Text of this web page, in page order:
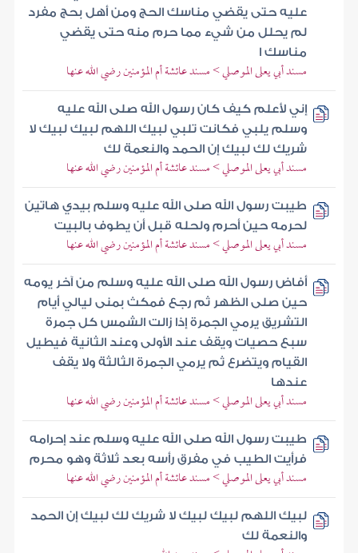
عليه حتى يقضي مناسك الحج ومن أهل بحج مفرد
لم يحلل من شيء مما حرم منه حتى يقضي
مناسك ا
مسند أبي يعلى الموصلي > مسند عائشة أم المؤمنين رضي الله عنها
إني لأعلم كيف كان رسول الله صلى الله عليه
وسلم يلبي فكانت تلبي لبيك اللهم لبيك لبيك لا
شريك لك لبيك إن الحمد والنعمة لك
مسند أبي يعلى الموصلي > مسند عائشة أم المؤمنين رضي الله عنها
طيبت رسول الله صلى الله عليه وسلم بيدي هاتين
لحرمه حين أحرم ولحله قبل أن يطوف بالبيت
مسند أبي يعلى الموصلي > مسند عائشة أم المؤمنين رضي الله عنها
أفاض رسول الله صلى الله عليه وسلم من آخر يومه
حين صلى الظهر ثم رجع فمكث بمنى ليالي أيام
التشريق يرمي الجمرة إذا زالت الشمس كل جمرة
سبع حصيات ويقف عند الأولى وعند الثانية فيطيل
القيام ويتضرع ثم يرمي الجمرة الثالثة ولا يقف
عندها
مسند أبي يعلى الموصلي > مسند عائشة أم المؤمنين رضي الله عنها
طيبت رسول الله صلى الله عليه وسلم عند إحرامه
فرأيت الطيب في مفرق رأسه بعد ثلاثة وهو محرم
مسند أبي يعلى الموصلي > مسند عائشة أم المؤمنين رضي الله عنها
لبيك اللهم لبيك لبيك لا شريك لك لبيك إن الحمد
والنعمة لك